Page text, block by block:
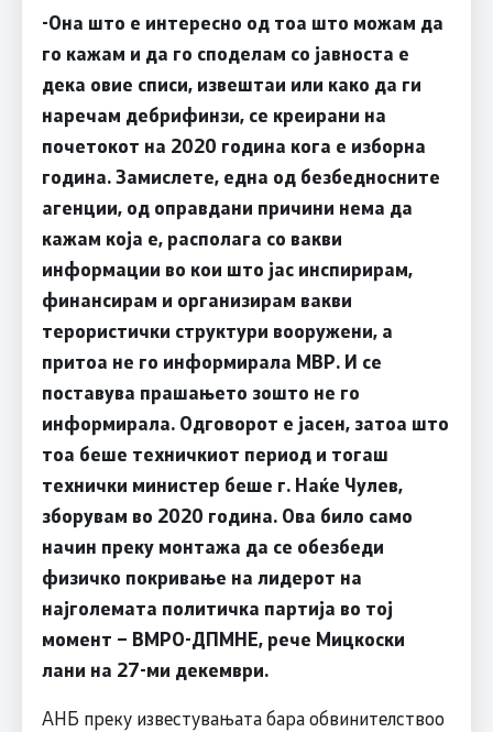
-Она што е интересно од тоа што можам да
го кажам и да го споделам со јавноста е
дека овие списи, извештаи или како да ги
наречам дебрифинзи, се креирани на
почетокот на 2020 година кога е изборна
година. Замислете, една од безбедносните
агенции, од оправдани причини нема да
кажам која е, располага со вакви
информации во кои што јас инспирирам,
финансирам и организирам вакви
терористички структури вооружени, а
притоа не го информирала МВР. И се
поставува прашањето зошто не го
информирала. Одговорот е јасен, затоа што
тоа беше техничкиот период и тогаш
технички министер беше г. Наќе Чулев,
зборувам во 2020 година. Ова било само
начин преку монтажа да се обезбеди
физичко покривање на лидерот на
најголемата политичка партија во тој
момент – ВМРО-ДПМНЕ, рече Мицкоски
лани на 27-ми декември.
АНБ преку известувањата бара обвинителствоо